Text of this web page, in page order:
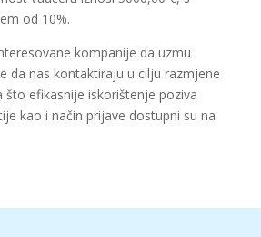
od 10%.
kompanije da uzmu
da nas kontaktiraju u cilju razmjene
što efikasnije iskorištenje poziva
kao i način prijave dostupni su na